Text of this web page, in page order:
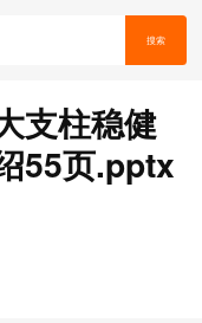
搜索
支柱稳健
55页.pptx